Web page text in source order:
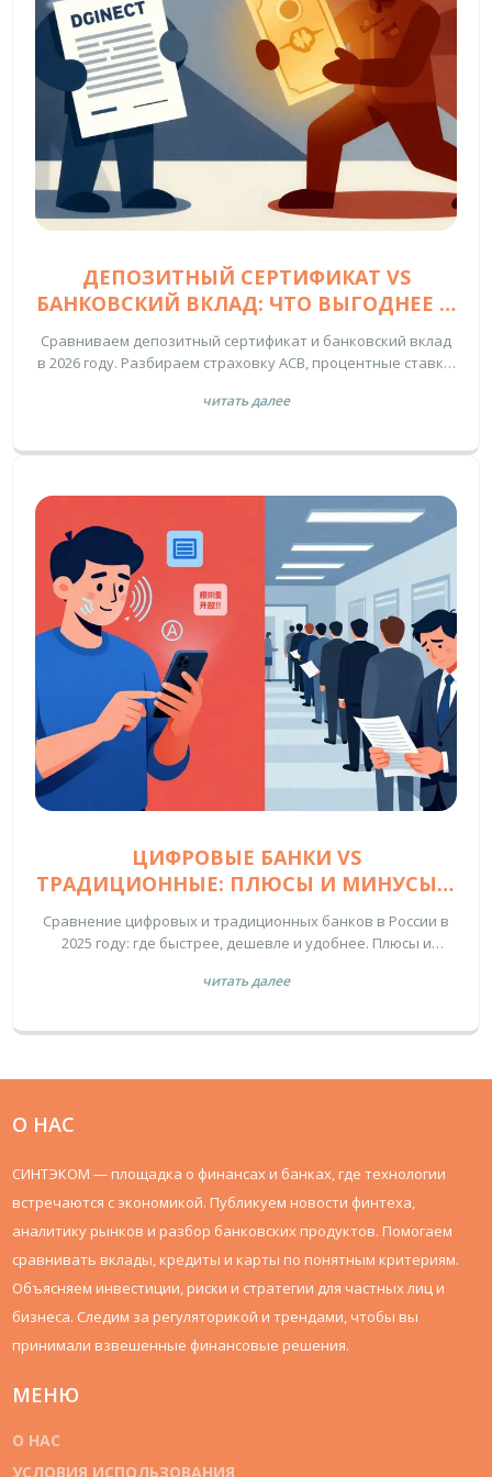
ДЕПОЗИТНЫЙ СЕРТИФИКАТ VS
БАНКОВСКИЙ ВКЛАД: ЧТО ВЫГОДНЕЕ И
БЕЗОПАСНЕЕ В 2026 ГОДУ
Сравниваем депозитный сертификат и банковский вклад
в 2026 году. Разбираем страховку АСВ, процентные ставки,
инструмент принесет больше прибыли и защитит ваши
читать далее
ЦИФРОВЫЕ БАНКИ VS
ТРАДИЦИОННЫЕ: ПЛЮСЫ И МИНУСЫ В
Сравнение цифровых и традиционных банков в России в
2025 году: где быстрее, дешевле и удобнее. Плюсы и
частных лиц.
читать далее
О НАС
СИНТЭКОМ — площадка о финансах и банках, где технологии
встречаются с экономикой. Публикуем новости финтеха,
аналитику рынков и разбор банковских продуктов. Помогаем
сравнивать вклады, кредиты и карты по понятным критериям.
Объясняем инвестиции, риски и стратегии для частных лиц и
бизнеса. Следим за регуляторикой и трендами, чтобы вы
принимали взвешенные финансовые решения.
МЕНЮ
О НАС
УСЛОВИЯ ИСПОЛЬЗОВАНИЯ